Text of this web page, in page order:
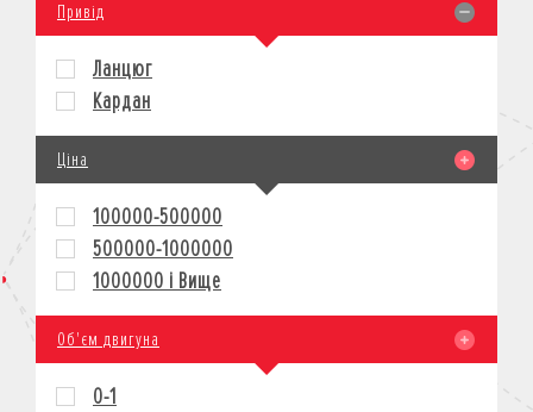
Привід
Ланцюг
Кардан
Ціна
100000-500000
500000-1000000
1000000 і Вище
Об'єм двигуна
0-1